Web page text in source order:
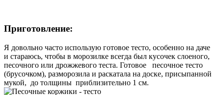
Приготовление:
Я довольно часто использую готовое тесто, особенно на даче
и стараюсь, чтобы в морозилке всегда был кусочек слоеного,
песочного или дрожжевого теста. Готовое песочное тесто
(брусочком), разморозила и раскатала на доске, присыпанной
мукой, до толщины приблизительно 1 см.